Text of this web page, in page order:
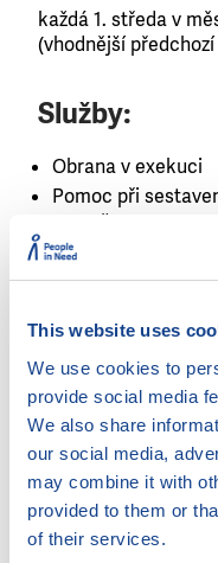
This website uses
We use cookies to
provide social media
We also share
our social media,
may combine it with
provided to them or
of their services.
každá 1. středa v
(vhodnější
Služby:
Obrana v exekuci
Pomoc při
rozpočtu
Pomoc při
Poradenství v
Řešení
Cílová
Kdokoli potřebuje
Lidé s drogovou,
přístřeší
Lidé s nižšími